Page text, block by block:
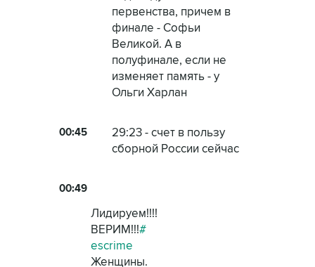
первенства, причем в
финале - Софьи
Великой. А в
полуфинале, если не
изменяет память - у
Ольги Харлан
00:45
29:23 - счет в пользу
сборной России сейчас
00:49
Лидируем!!!!
ВЕРИМ!!!#
escrime
Женщины.